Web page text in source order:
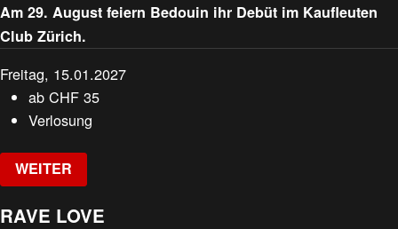
Am 29. August feiern Bedouin ihr Debüt im Kaufleuten
Club Zürich.
Freitag, 15.01.2027
abCHF 35
Verlosung
WEITER
RAVE LOVE